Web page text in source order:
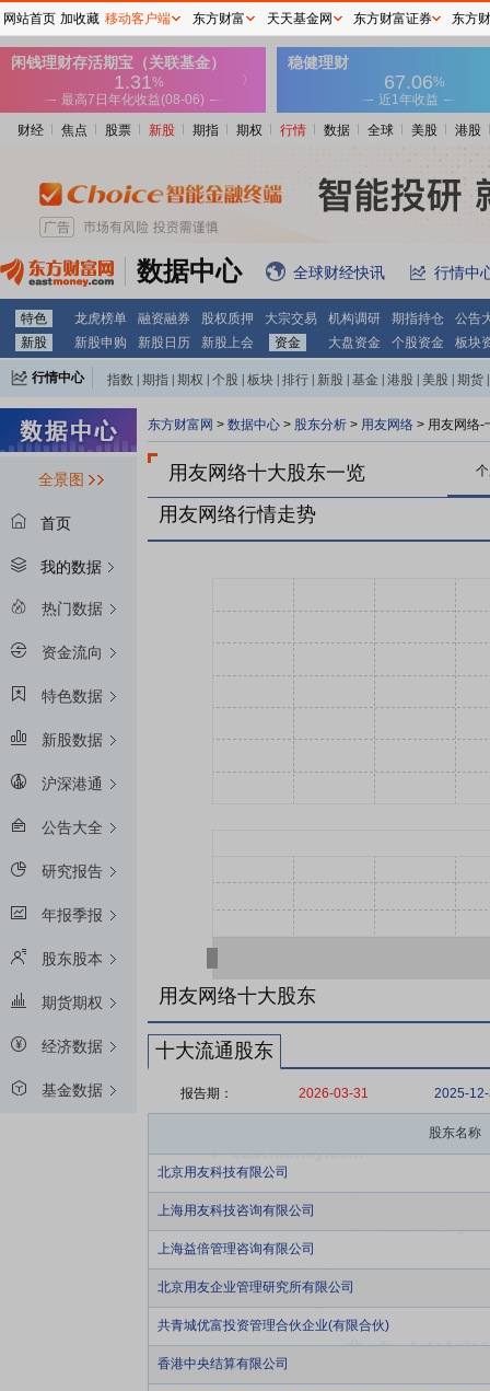
财经 焦点 股票 新股 期指 期权 行情 数据 全球 美股 港股
数据中心 全球财经快讯 行情中
特色 龙虎榜单 融资融券 股权质押 大宗交易 机构调研 期指持仓
公告
新股
新股申购 新股日历 新股上会 资金 大盘资金 个股资金 板块
行情中心 指数 期指 期权 个股 板块 排行 新股 基金 港股 美股 期货
全景图
首页
我的数据
热门数据
资金流向
特色数据
新股数据
沪深港通
公告大全
研究报告
年报季报
股东股本
期货期权
经济数据
基金数据
东方财富网 > 数据中心 > 股东分析 > 用友网络 > 用友网络-
用友网络十大股东一览
用友网络行情走势
用友网络十大股东
十大流通股东
报告期： 2026-03-31 2025-
股东名称
北京用友科技有限公司
上海用友科技咨询有限公司
上海益倍管理咨询有限公司
北京用友企业管理研究所有限公司
共青城优富投资管理合伙企业(有限合伙)
香港中央结算有限公司
网站首页 加收藏 移动客户端 东方财富 天天基金网 东方财富证券 东方